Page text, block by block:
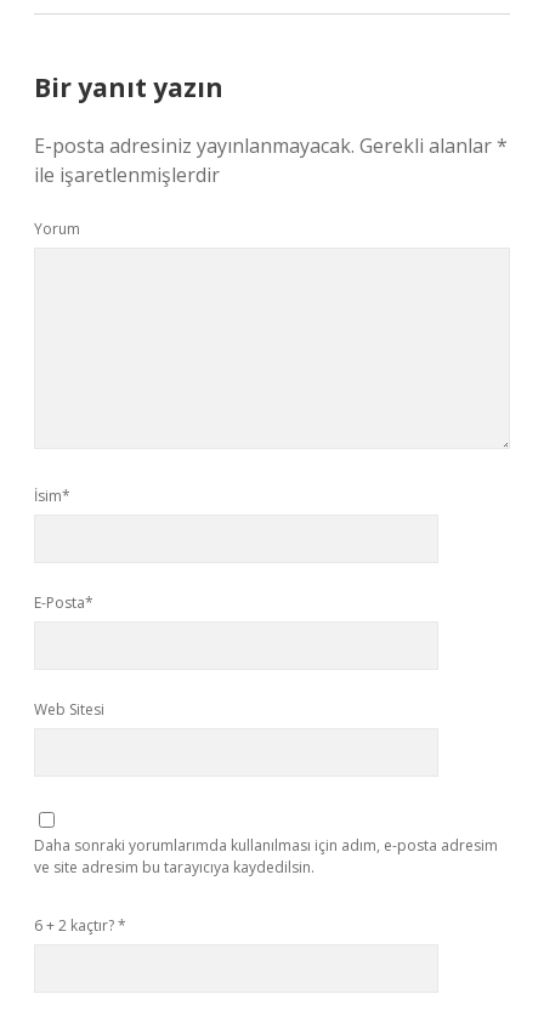
Bir yanıt yazın
E-posta adresiniz yayınlanmayacak. Gerekli alanlar*
ile işaretlenmişlerdir
Yorum
İsim*
E-Posta*
Web Sitesi
Daha sonraki yorumlarımda kullanılması için adım, e-posta adresim
ve site adresim bu tarayıcıya kaydedilsin.
6 + 2 kaçtır?*